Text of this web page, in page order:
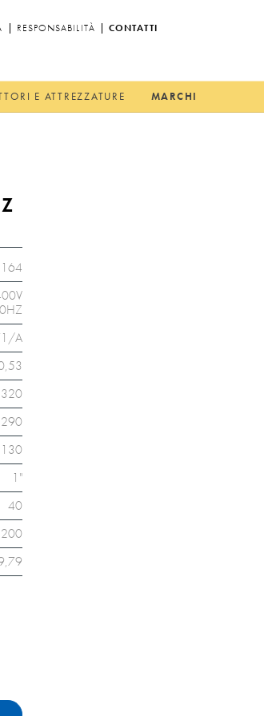
RESPONSABILITÀ CONTATTI
E ATTREZZATURE MARCHI
A
320
290
130
1"
40
200